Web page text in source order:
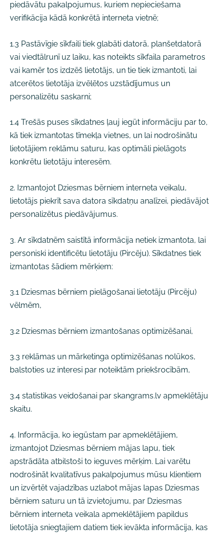
piedāvātu pakalpojumus, kuriem nepieciešama
verifikācija kādā konkrētā interneta vietnē;
1.3 Pastāvīgie sīkfaili tiek glabāti datorā, planšetdatorā
vai viedtālrunī uz laiku, kas noteikts sīkfaila parametros
vai kamēr tos izdzēš lietotājs, un tie tiek izmantoti, lai
atcerētos lietotāja izvēlētos uzstādījumus un
personalizētu saskarni;
1.4 Trešās puses sīkdatnes ļauj iegūt informāciju par to,
kā tiek izmantotas tīmekļa vietnes, un lai nodrošinātu
lietotājiem reklāmu saturu, kas optimāli pielāgots
konkrētu lietotāju interesēm.
2. Izmantojot Dziesmas bērniem interneta veikalu,
lietotājs piekrīt sava datora sīkdatņu analīzei, piedāvājot
personalizētus piedāvājumus.
3. Ar sīkdatnēm saistītā informācija netiek izmantota, lai
personiski identificētu lietotāju (Pircēju). Sīkdatnes tiek
izmantotas šādiem mērķiem:
3.1 Dziesmas bērniem pielāgošanai lietotāju (Pircēju)
vēlmēm,
3.2 Dziesmas bērniem izmantošanas optimizēšanai,
3.3 reklāmas un mārketinga optimizēšanas nolūkos,
balstoties uz interesi par noteiktām priekšrocībām,
3.4 statistikas veidošanai par skangrams.lv apmeklētāju
skaitu.
4. Informācija, ko iegūstam par apmeklētājiem,
izmantojot Dziesmas bērniem mājas lapu, tiek
apstrādāta atbilstoši to ieguves mērķim. Lai varētu
nodrošināt kvalitatīvus pakalpojumus mūsu klientiem
un izvērtēt vajadzības uzlabot mājas lapas Dziesmas
bērniem saturu un tā izvietojumu, par Dziesmas
bērniem interneta veikala apmeklētājiem papildus
lietotāja sniegtajiem datiem tiek ievākta informācija, kas